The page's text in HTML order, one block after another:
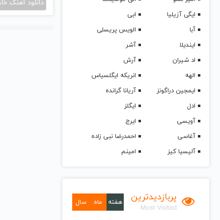
ایگی آزیلیا
ابی
آبا
الویس پریسلی
ایندیلا
آشر
اد شیران
آرش
الهه
انریکه ایگلسیاس
ایمجین دراگونز
آریانا گرانده
ادل
ایگلز
آویسی
ایرج
آغاسی
احمدرضا نبی زاده
آلیسیا کیز
امینم
پربازدیدترین
Most Visited
هفته ماه سال